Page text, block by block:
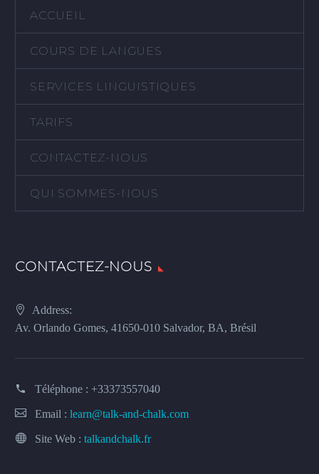
ACCUEIL
COURS DE LANGUES
SERVICES LINGUISTIQUES
TARIFS
CONTACTEZ-NOUS
QUI SOMMES-NOUS
CONTACTEZ-NOUS
Address:
Av. Orlando Gomes, 41650-010 Salvador, BA, Brésil
Téléphone : +33373557040
Email : learn@talk-and-chalk.com
Site Web : talkandchalk.fr